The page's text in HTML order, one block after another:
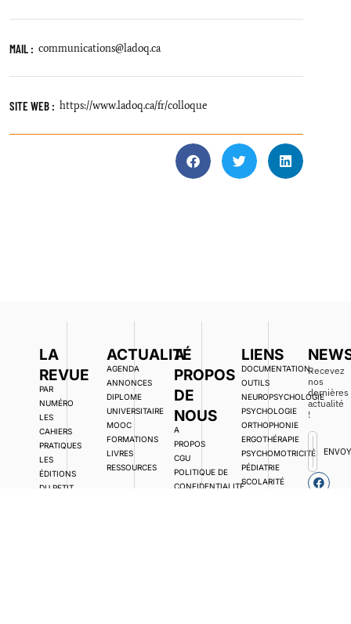
MAIL : communications@ladoq.ca
SITE WEB : https://www.ladoq.ca/fr/colloque
LA
REVUE
PAR
NUMÉRO
LES
CAHIERS
PRATIQUES
LES
ÉDITIONS
DU PETIT
ACTUALITÉ
AGENDA
ANNONCES
DIPLOME
UNIVERSITAIRE
MOOC
FORMATIONS
LIVRES
RESSOURCES
A
PROPOS
DE
NOUS
A
PROPOS
CGU
POLITIQUE DE
CONFIDENTIALITÉ
LIENS
DOCUMENTATION,
OUTILS
NEUROPSYCHOLOGIE
PSYCHOLOGIE
ORTHOPHONIE
ERGOTHÉRAPIE
PSYCHOMOTRICITÉ
PÉDIATRIE
SCOLARITÉ
Recevez
nos
dernières
actualité
!